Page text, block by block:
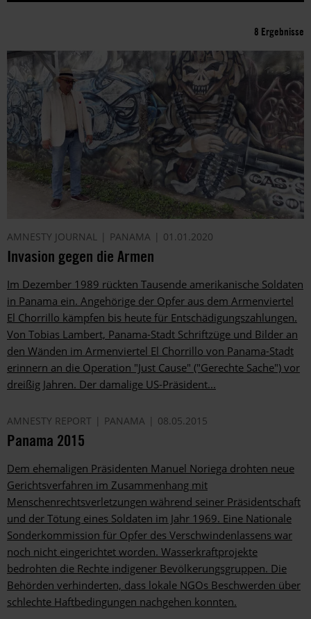
8 Ergebnisse
AMNESTY JOURNAL PANAMA 01.01.2020
Invasion gegen die Armen
Im Dezember 1989 rückten Tausende amerikanische ­Soldaten
in Panama ein. Angehörige der Opfer aus dem ­Armenviertel
El Chorrillo kämpfen bis heute für Entschä­digungszahlungen.
Von Tobias Lambert, Panama-Stadt Schriftzüge und Bilder an
den Wänden im Armenviertel El Chorrillo von Panama-Stadt
erinnern an die Operation "Just Cause" ("Gerechte Sache") vor
dreißig Jahren. Der damalige US-Präsident...
AMNESTY REPORT PANAMA 08.05.2015
Panama 2015
Dem ehemaligen Präsidenten Manuel Noriega drohten neue
Gerichtsverfahren im Zusammenhang mit
Menschenrechtsverletzungen während seiner Präsidentschaft
und der Tötung eines Soldaten im Jahr 1969. Eine Nationale
Sonderkommission für Opfer des Verschwindenlassens war
noch nicht eingerichtet worden. Wasserkraftprojekte
bedrohten die Rechte indigener Bevölkerungsgruppen. Die
Behörden verhinderten, dass lokale NGOs Beschwerden über
schlechte Haftbedingungen nachgehen konnten.